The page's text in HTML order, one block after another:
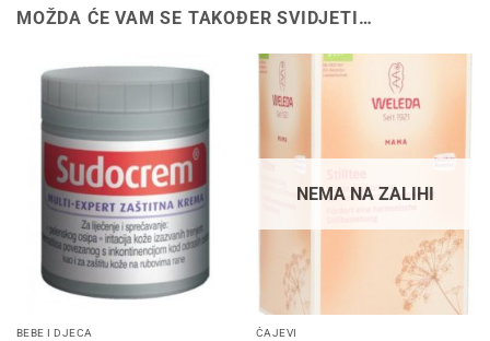
MOŽDA ĆE VAM SE TAKOĐER SVIDJETI…
BEBE I DJECA
NEMA NA ZALIHI
ČAJEVI